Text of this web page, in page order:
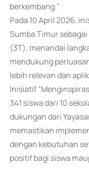
berkembang."
Pada 10 April 2026,
Sumba Timur
(3T), menandai
mendukung
lebih relevan dan
Inisiatif
341 siswa dari 10
dukungan dari
memastikan
dengan kebutuhan
positif bagi siswa